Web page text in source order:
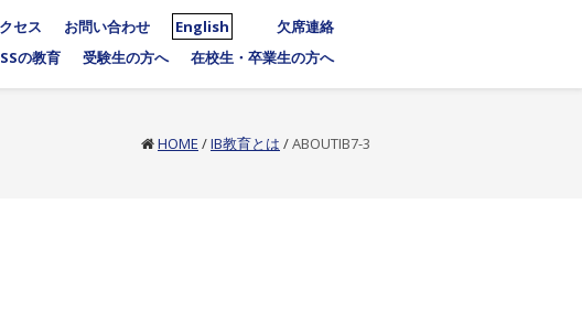
セス お問い合わせ English
欠席連絡
の教育 受験生の方へ 在校生・卒業生の方へ
HOME /IB教育とは /ABOUTIB7-3